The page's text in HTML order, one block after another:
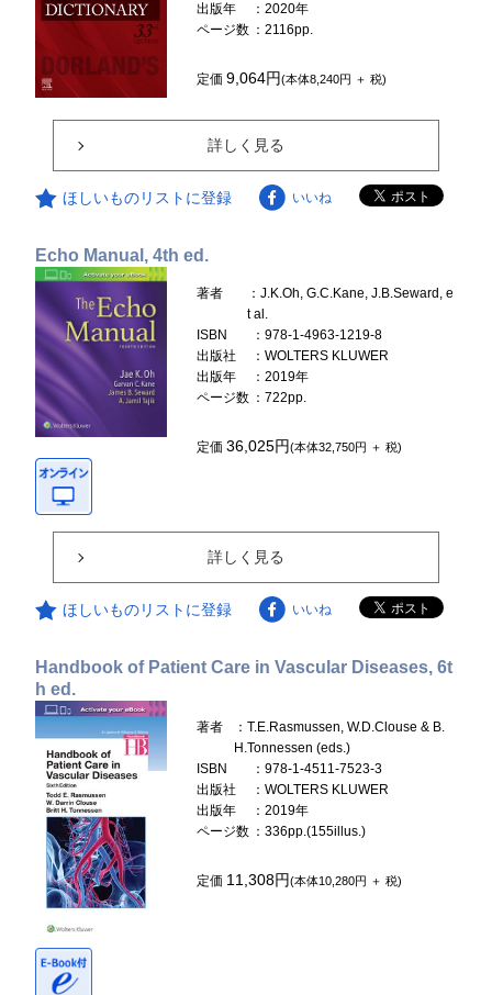
出版年
：2020年
ページ数 ：2116pp.
定価9,064円(本体8,240円 ＋ 税)
詳しく見る
ほしいものリストに登録 いいね
Echo Manual, 4th ed.
著者
：J.K.Oh, G.C.Kane, J.B.Seward, e
t al.
ISBN
：978-1-4963-1219-8
出版社
：WOLTERS KLUWER
出版年
：2019年
ページ数 ：722pp.
定価36,025円(本体32,750円 ＋ 税)
詳しく見る
ほしいものリストに登録 いいね
Handbook of Patient Care in Vascular Diseases, 6t
h ed.
著者
：T.E.Rasmussen, W.D.Clouse & B.
H.Tonnessen (eds.)
ISBN
：978-1-4511-7523-3
出版社
：WOLTERS KLUWER
出版年
：2019年
ページ数 ：336pp.(155illus.)
定価 11,308円(本体10,280円 ＋ 税)